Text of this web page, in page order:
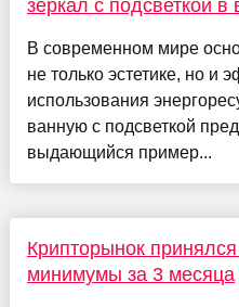
зеркал с подсветкой в
В современном мире
не только эстетике, но и
использования
ванную с подсветкой
выдающийся пример...
Крипторынок
минимумы за 3 месяца